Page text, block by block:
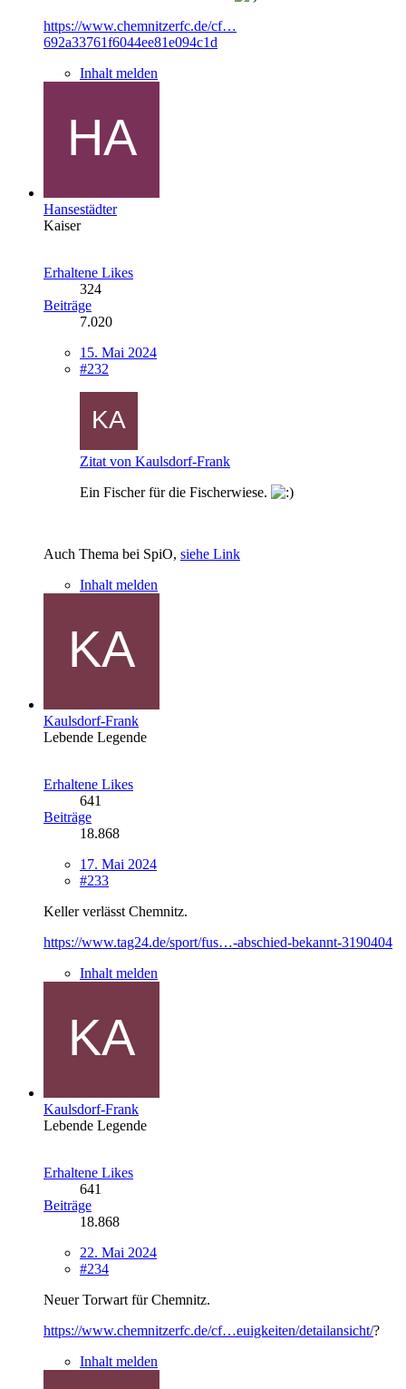
https://www.chemnitzerfc.de/cf…
692a33761f6044ee81e094c1d
Inhalt melden
Hansestädter
Kaiser
Erhaltene Likes
324
Beiträge
7.020
15. Mai 2024
#232
Zitat von Kaulsdorf-Frank
Ein Fischer für die Fischerwiese.
Auch Thema bei SpiO, siehe Link
Inhalt melden
Kaulsdorf-Frank
Lebende Legende
Erhaltene Likes
641
Beiträge
18.868
17. Mai 2024
#233
Keller verlässt Chemnitz.
https://www.tag24.de/sport/fus…-abschied-bekannt-3190404
Inhalt melden
Kaulsdorf-Frank
Lebende Legende
Erhaltene Likes
641
Beiträge
18.868
22. Mai 2024
#234
Neuer Torwart für Chemnitz.
https://www.chemnitzerfc.de/cf…euigkeiten/detailansicht/?
Inhalt melden